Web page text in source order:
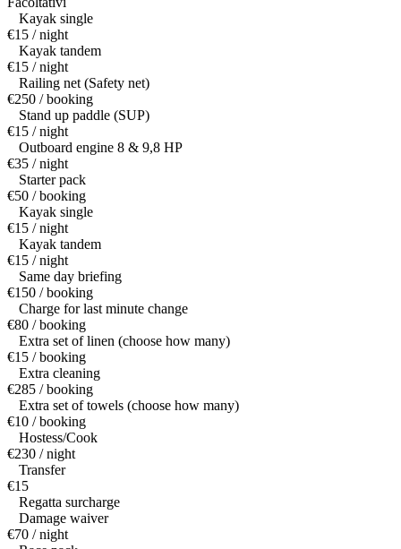
Kayak single
€15 / night
Kayak tandem
€15 / night
Railing net (Safety net)
€250 / booking
Stand up paddle (SUP)
€15 / night
Outboard engine 8 & 9,8 HP
€35 / night
Starter pack
€50 / booking
Kayak single
€15 / night
Kayak tandem
€15 / night
Same day briefing
€150 / booking
Charge for last minute change
€80 / booking
Extra set of linen (choose how many)
€15 / booking
Extra cleaning
€285 / booking
Extra set of towels (choose how many)
€10 / booking
Hostess/Cook
€230 / night
Transfer
€15
Regatta surcharge
Damage waiver
€70 / night